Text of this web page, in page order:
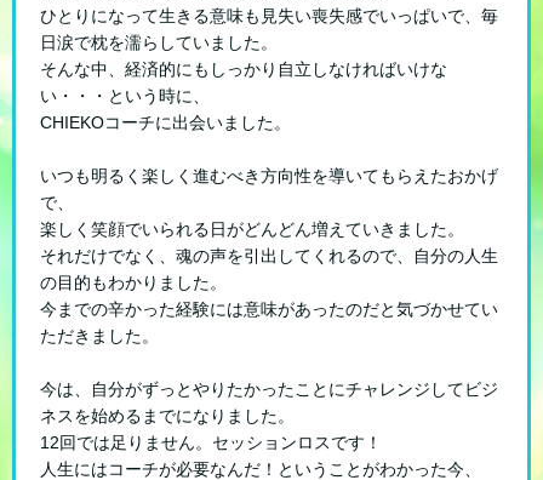
ひとりになって生きる意味も見失い喪失感でいっぱいで、毎
日涙で枕を濡らしていました。
そんな中、経済的にもしっかり自立しなければいけな
い・・・という時に、
CHIEKOコーチに出会いました。
いつも明るく楽しく進むべき方向性を導いてもらえたおかげ
で、
楽しく笑顔でいられる日がどんどん増えていきました。
それだけでなく、魂の声を引出してくれるので、自分の人生
の目的もわかりました。
今までの辛かった経験には意味があったのだと気づかせてい
ただきました。
今は、自分がずっとやりたかったことにチャレンジしてビジ
ネスを始めるまでになりました。
12回では足りません。セッションロスです！
人生にはコーチが必要なんだ！ということがわかった今、